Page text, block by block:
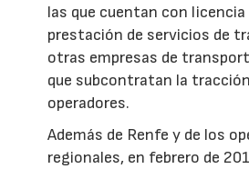
las que cuentan con licencia
prestación de servicios de
otras empresas de
que subcontratan la
operadores.
Además de Renfe y de los
regionales, en febrero de